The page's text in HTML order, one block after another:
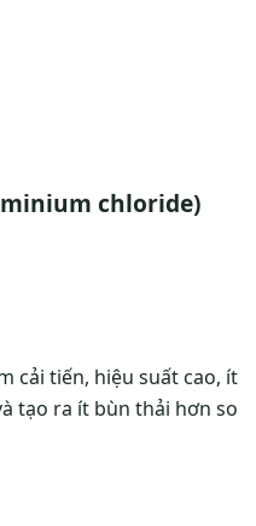
chloride)
cải tiến, hiệu suất cao, ít
tạo ra ít bùn thải hơn so